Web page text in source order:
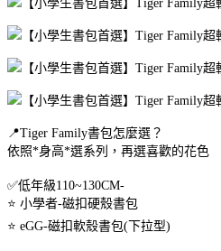
📍Tiger Family書包怎麼選？
依照*身高*選系列，再選喜歡的花色
✅️低年級110~130CM-
⭐️ 小學者-磁扣硬殼書包
⭐️ eGG-磁扣軟殼書包(下拉型)